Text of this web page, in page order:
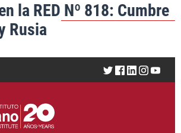
la RED Nº 818: Cumbre
Rusia